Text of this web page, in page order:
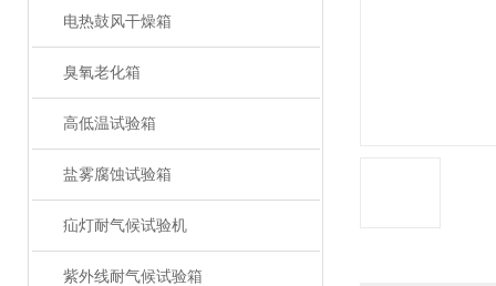
电热鼓风干燥箱
臭氧老化箱
高低温试验箱
盐雾腐蚀试验箱
疝灯耐气候试验机
紫外线耐气候试验箱